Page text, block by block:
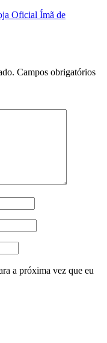
Oficial Ímã de
Campos obrigatórios
a próxima vez que eu